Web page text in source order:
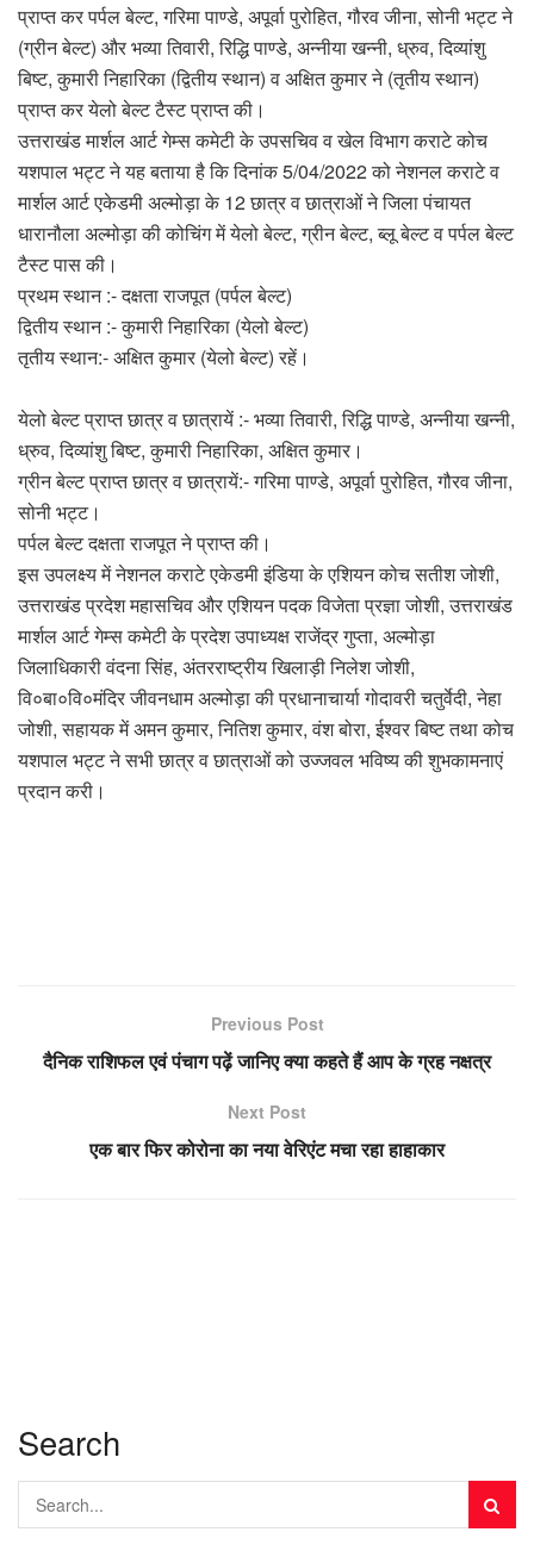
प्राप्त कर पर्पल बेल्ट, गरिमा पाण्डे, अपूर्वा पुरोहित, गौरव जीना, सोनी भट्ट ने
(ग्रीन बेल्ट) और भव्या तिवारी, रिद्धि पाण्डे, अन्नीया खन्नी, ध्रुव, दिव्यांशु
बिष्ट, कुमारी निहारिका (द्वितीय स्थान) व अक्षित कुमार ने (तृतीय स्थान)
प्राप्त कर येलो बेल्ट टैस्ट प्राप्त की।
उत्तराखंड मार्शल आर्ट गेम्स कमेटी के उपसचिव व खेल विभाग कराटे कोच
यशपाल भट्ट ने यह बताया है कि दिनांक 5/04/2022 को नेशनल कराटे व
मार्शल आर्ट एकेडमी अल्मोड़ा के 12 छात्र व छात्राओं ने जिला पंचायत
धारानौला अल्मोड़ा की कोचिंग में येलो बेल्ट, ग्रीन बेल्ट, ब्लू बेल्ट व पर्पल बेल्ट
टैस्ट पास की।
प्रथम स्थान :- दक्षता राजपूत (पर्पल बेल्ट)
द्वितीय स्थान :- कुमारी निहारिका (येलो बेल्ट)
तृतीय स्थान:- अक्षित कुमार (येलो बेल्ट) रहें।
येलो बेल्ट प्राप्त छात्र व छात्रायें :- भव्या तिवारी, रिद्धि पाण्डे, अन्नीया खन्नी,
ध्रुव, दिव्यांशु बिष्ट, कुमारी निहारिका, अक्षित कुमार।
ग्रीन बेल्ट प्राप्त छात्र व छात्रायें:- गरिमा पाण्डे, अपूर्वा पुरोहित, गौरव जीना,
सोनी भट्ट।
पर्पल बेल्ट दक्षता राजपूत ने प्राप्त की।
इस उपलक्ष्य में नेशनल कराटे एकेडमी इंडिया के एशियन कोच सतीश जोशी,
उत्तराखंड प्रदेश महासचिव और एशियन पदक विजेता प्रज्ञा जोशी, उत्तराखंड
मार्शल आर्ट गेम्स कमेटी के प्रदेश उपाध्यक्ष राजेंद्र गुप्ता, अल्मोड़ा
जिलाधिकारी वंदना सिंह, अंतरराष्ट्रीय खिलाड़ी निलेश जोशी,
वि०बा०वि०मंदिर जीवनधाम अल्मोड़ा की प्रधानाचार्या गोदावरी चतुर्वेदी, नेहा
जोशी, सहायक में अमन कुमार, नितिश कुमार, वंश बोरा, ईश्वर बिष्ट तथा कोच
यशपाल भट्ट ने सभी छात्र व छात्राओं को उज्जवल भविष्य की शुभकामनाएं
प्रदान करी।
Previous Post
दैनिक राशिफल एवं पंचाग पढ़ें जानिए क्या कहते हैं आप के ग्रह नक्षत्र
Next Post
एक बार फिर कोरोना का नया वेरिएंट मचा रहा हाहाकार
Search